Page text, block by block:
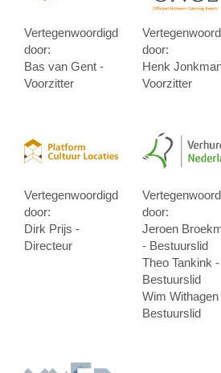
Vertegenwoordigd
door:
Bas van Gent -
Voorzitter
door:
Henk
Voorzitter
Vertegenwoordigd
door:
Dirk Prijs -
Directeur
door:
Jeroen
- Bestuurslid
Theo Tankink -
Bestuurslid
Wim Withagen
Bestuurslid